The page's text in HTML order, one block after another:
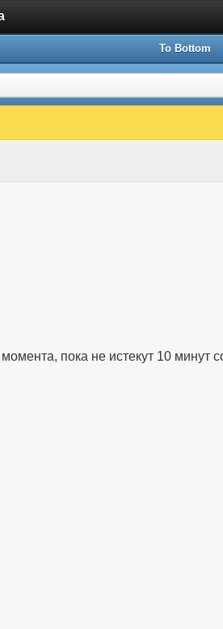
To Bottom
пока не истекут 10 минут